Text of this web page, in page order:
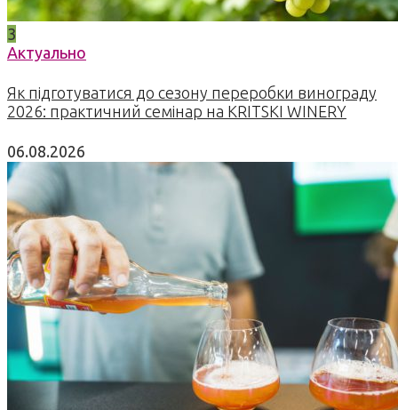
3
Актуально
Як підготуватися до сезону переробки винограду
2026: практичний семінар на KRITSKI WINERY
06.08.2026